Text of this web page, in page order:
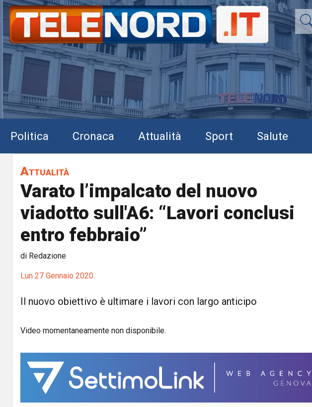
Politica Cronaca Attualità Sport Salute
Attualità
Varato l’impalcato del nuovo
viadotto sull'A6: “Lavori conclusi
entro febbraio”
di Redazione
Lun 27 Gennaio 2020
Il nuovo obiettivo è ultimare i lavori con largo anticipo
Video momentaneamente non disponibile.